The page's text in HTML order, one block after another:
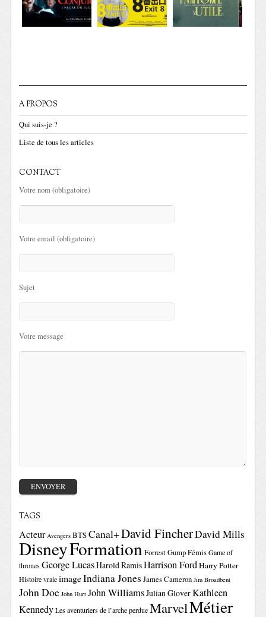
A PROPOS
Qui suis-je ?
Liste de tous les articles
CONTACT
Votre nom (obligatoire)
Votre email (obligatoire)
Sujet
Votre message
TAGS
Acteur Avengers BTSCanal+David FincherDavid Mills
DisneyFormationForrest GumpFémis Game of
thrones George LucasHarold RamisHarrison FordHarry Potter
Histoire vraie imageIndiana Jones James Cameron Jim Broadbent
John Doe John Hurt John WilliamsJulian GloverKathleen
Kennedy Les aventuriers de l’arche perdue MarvelMétier